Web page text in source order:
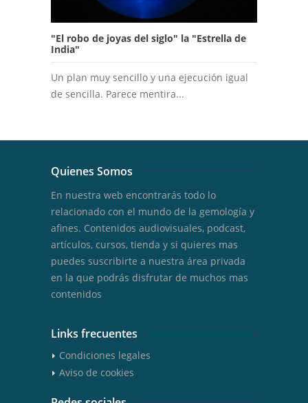
"El robo de joyas del siglo" la "Estrella de
India"
Un plan muy sencillo y una ejecución igual
de sencilla. Parece mentira...
Quienes Somos
En nuestra web encontrarás todo lo
relacionado con el mundo de la gemología y
afines. Contenidos audiovisuales, podcast,
artículos, cursos, tienda y si quieres mas
puedes suscribirte a nuestra área privada
en la que podrás disfrutar de muchos mas
contenidos
Links frecuentes
Condiciones legales
Aviso de cookies